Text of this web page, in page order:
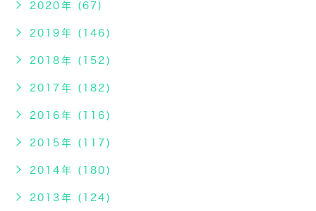
2020年 (67)
2019年 (146)
2018年 (152)
2017年 (182)
2016年 (116)
2015年 (117)
2014年 (180)
2013年 (124)